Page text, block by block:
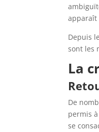
apparaît
Depuis
sont les
La
De
permis
se